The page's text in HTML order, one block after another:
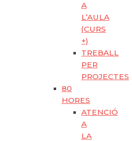
A
L’AULA
(CURS
+)
TREBALL
PER
PROJECTES
80
HORES
ATENCIÓ
A
LA